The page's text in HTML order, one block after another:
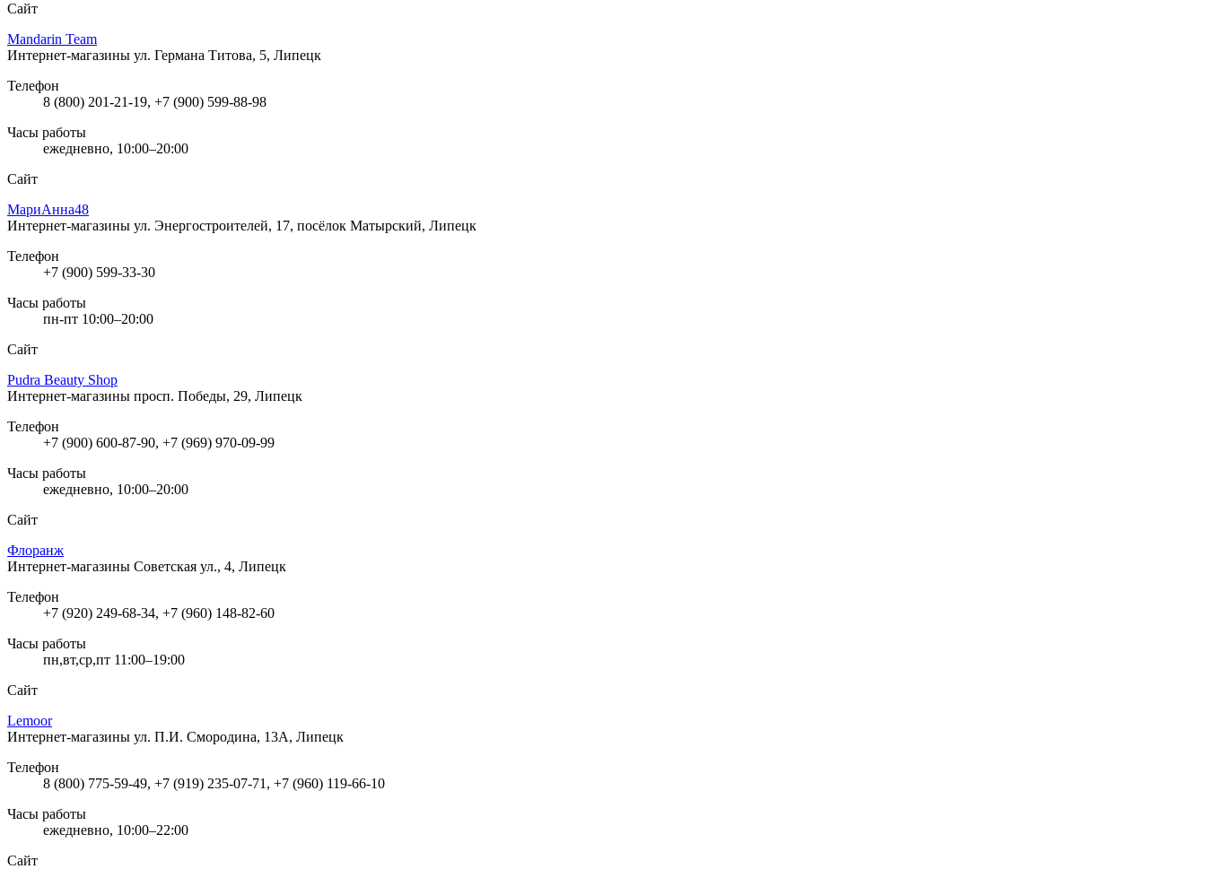
Сайт
Mandarin Team
Интернет-магазины ул. Германа Титова, 5, Липецк
Телефон
8 (800) 201-21-19, +7 (900) 599-88-98
Часы работы
ежедневно, 10:00–20:00
Сайт
МариАнна48
Интернет-магазины ул. Энергостроителей, 17, посёлок Матырский, Липецк
Телефон
+7 (900) 599-33-30
Часы работы
пн-пт 10:00–20:00
Сайт
Pudra Beauty Shop
Интернет-магазины просп. Победы, 29, Липецк
Телефон
+7 (900) 600-87-90, +7 (969) 970-09-99
Часы работы
ежедневно, 10:00–20:00
Сайт
Флоранж
Интернет-магазины Советская ул., 4, Липецк
Телефон
+7 (920) 249-68-34, +7 (960) 148-82-60
Часы работы
пн,вт,ср,пт 11:00–19:00
Сайт
Lemoor
Интернет-магазины ул. П.И. Смородина, 13А, Липецк
Телефон
8 (800) 775-59-49, +7 (919) 235-07-71, +7 (960) 119-66-10
Часы работы
ежедневно, 10:00–22:00
Сайт